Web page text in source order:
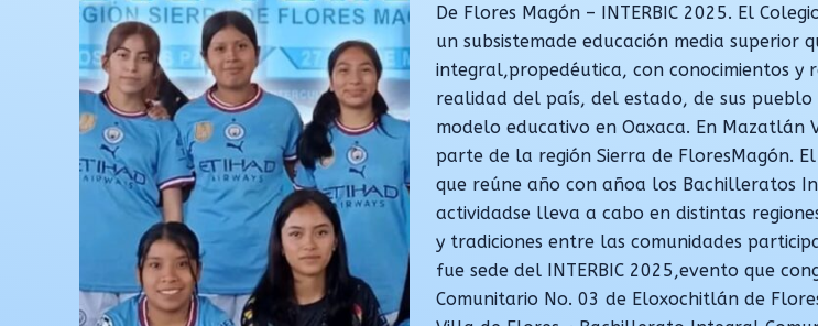
De Flores Magón – INTERBIC 2025. El
un subsistemade educación media superior
integral,propedéutica, con conocimientos
realidad del país, del estado, de sus
modelo educativo en Oaxaca. En
parte de la región Sierra de FloresMagón.
que reúne año con añoa los Bachilleratos
actividadse lleva a cabo en distintas
y tradiciones entre las comunidades
fue sede del INTERBIC 2025,evento que
Comunitario No. 03 de Eloxochitlán de